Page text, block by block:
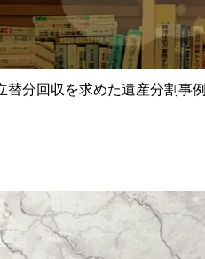
替分回収を求めた遺産分割事例